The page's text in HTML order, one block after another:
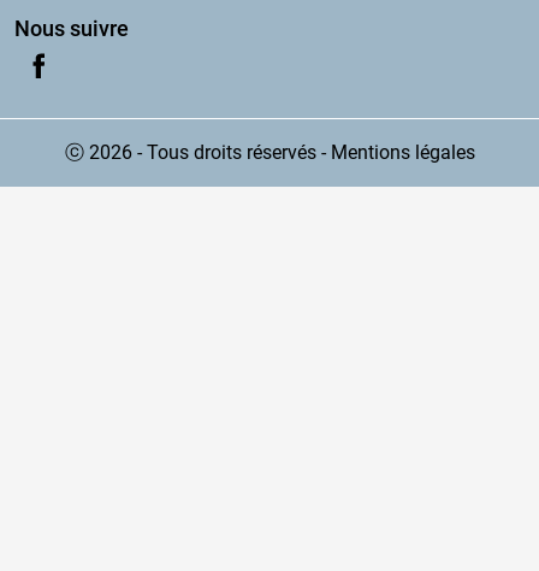
Nous suivre
ⓒ 2026 - Tous droits réservés - Mentions légales